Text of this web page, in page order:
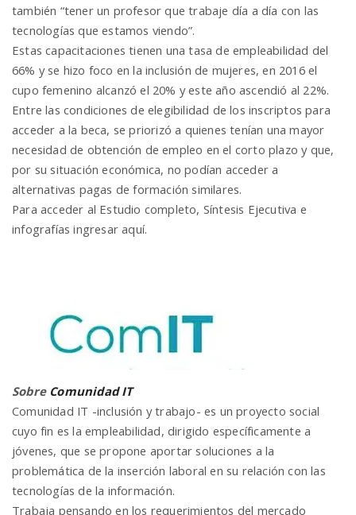
también “tener un profesor que trabaje día a día con las
tecnologías que estamos viendo”.
Estas capacitaciones tienen una tasa de empleabilidad del
66% y se hizo foco en la inclusión de mujeres, en 2016 el
cupo femenino alcanzó el 20% y este año ascendió al 22%.
Entre las condiciones de elegibilidad de los inscriptos para
acceder a la beca, se priorizó a quienes tenían una mayor
necesidad de obtención de empleo en el corto plazo y que,
por su situación económica, no podían acceder a
alternativas pagas de formación similares.
Para acceder al Estudio completo, Síntesis Ejecutiva e
infografías ingresar aquí.
Sobre Comunidad IT
Comunidad IT -inclusión y trabajo- es un proyecto social
cuyo fin es la empleabilidad, dirigido específicamente a
jóvenes, que se propone aportar soluciones a la
problemática de la inserción laboral en su relación con las
tecnologías de la información.
Trabaja pensando en los requerimientos del mercado